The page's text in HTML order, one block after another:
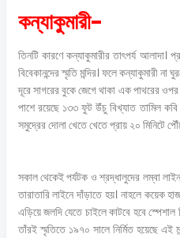
কন্যাকুমারী-
তিনটি কারণে কন্যাকুমারীর তাৎপর্য
বিবেকানন্দের স্মৃতি মন্দির। ফলে কন্যাকুমারী
দূরে সাগরের বুকে জেগে থাকা এক পাথরের ওপর
পাশে রয়েছে ১৩৩ ফুট উঁচু বিখ্যাত তামিল কবি
সমুদ্রের দোলা খেতে খেতে প্রায় ২০ মিনিটে
সকাল থেকেই পর্যটক ও শ্রদ্ধালুদের লম্বা
তারাতারি লাইনে দাঁড়াতে হয়। নাহলে কয়েক
এড়িয়ে জলদি যেতে চাইলে কাটবে হবে
তাঁরই স্মৃতিতে ১৯৭০ সালে নির্মিত হয়েছে এই